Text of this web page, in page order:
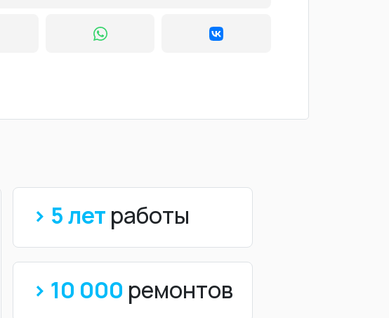
> 5 лет работы
> 10 000 ремонтов